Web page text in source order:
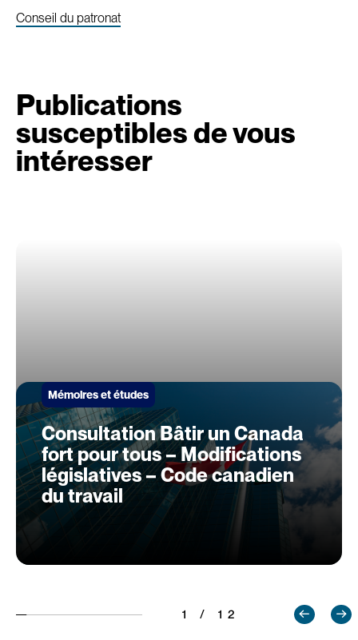
Conseil du patronat
Publications
susceptibles de vous
intéresser
Mémoires et études
Consultation Bâtir un Canada
fort pour tous – Modifications
législatives – Code canadien
du travail
1 / 12